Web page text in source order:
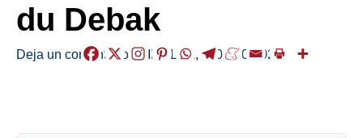
du Debak
Deja un comentario /KIROLAK , /2023-09-02